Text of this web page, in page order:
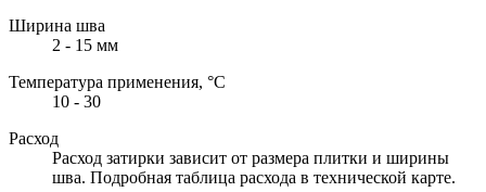
Ширина шва
2 - 15 мм
Температура применения, °С
10 - 30
Расход
Расход затирки зависит от размера плитки и ширины
шва. Подробная таблица расхода в технической карте.